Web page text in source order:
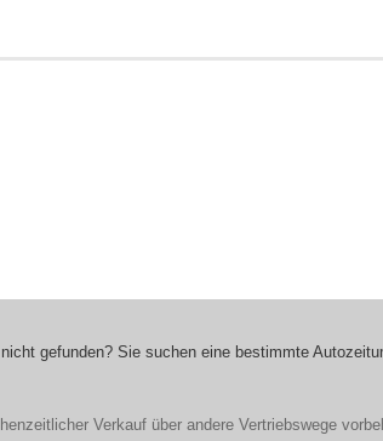
gefunden? Sie suchen eine bestimmte
Verkauf über andere Vertriebswege